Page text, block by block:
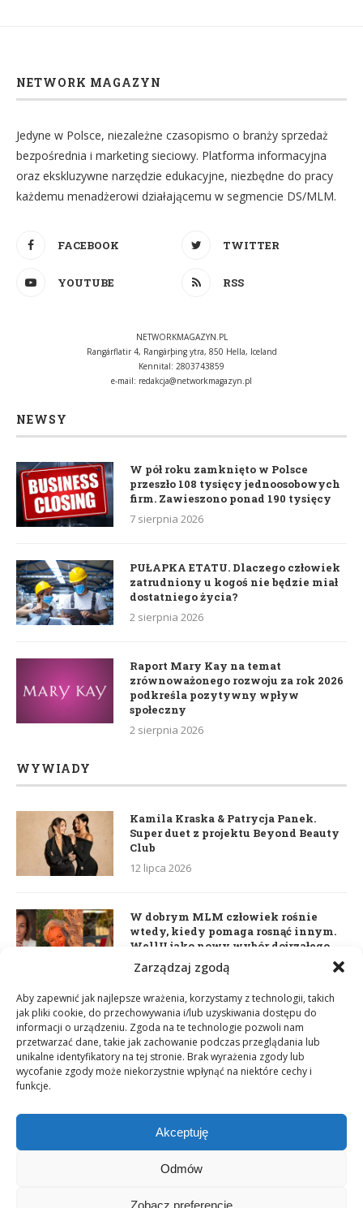
Zarządzaj zgodą
Aby zapewnić jak najlepsze wrażenia, korzystamy z technologii, takich
jak pliki cookie, do przechowywania i/lub uzyskiwania dostępu do
informacji o urządzeniu. Zgoda na te technologie pozwoli nam
przetwarzać dane, takie jak zachowanie podczas przeglądania lub
unikalne identyfikatory na tej stronie. Brak wyrażenia zgody lub
wycofanie zgody może niekorzystnie wpłynąć na niektóre cechy i
funkcje.
Akceptuję
Odmów
Zobacz preferencje
NETWORK MAGAZYN
Jedyne w Polsce, niezależne czasopismo o branży sprzedaż
bezpośrednia i marketing sieciowy. Platforma informacyjna
oraz ekskluzywne narzędzie edukacyjne, niezbędne do pracy
każdemu menadżerowi działającemu w segmencie DS/MLM.
FACEBOOK TWITTER
YOUTUBE RSS
NETWORKMAGAZYN.PL
Rangárflatir 4, Rangárþing ytra, 850 Hella, Iceland
Kennital: 2803743859
e-mail: redakcja@networkmagazyn.pl
NEWSY
W pół roku zamknięto w Polsce
przeszło 108 tysięcy jednoosobowych
firm. Zawieszono ponad 190 tysięcy
7 sierpnia 2026
PUŁAPKA ETATU. Dlaczego człowiek
zatrudniony u kogoś nie będzie miał
dostatniego życia?
2 sierpnia 2026
Raport Mary Kay na temat
zrównoważonego rozwoju za rok 2026
podkreśla pozytywny wpływ
społeczny
2 sierpnia 2026
WYWIADY
Kamila Kraska & Patrycja Panek.
Super duet z projektu Beyond Beauty
Club
12 lipca 2026
W dobrym MLM człowiek rośnie
wtedy, kiedy pomaga rosnąć innym.
WellU jako nowy wybór dojrzałego
lidera
Daria Dudzik. Kocham Cię
17 kwietnia 2026